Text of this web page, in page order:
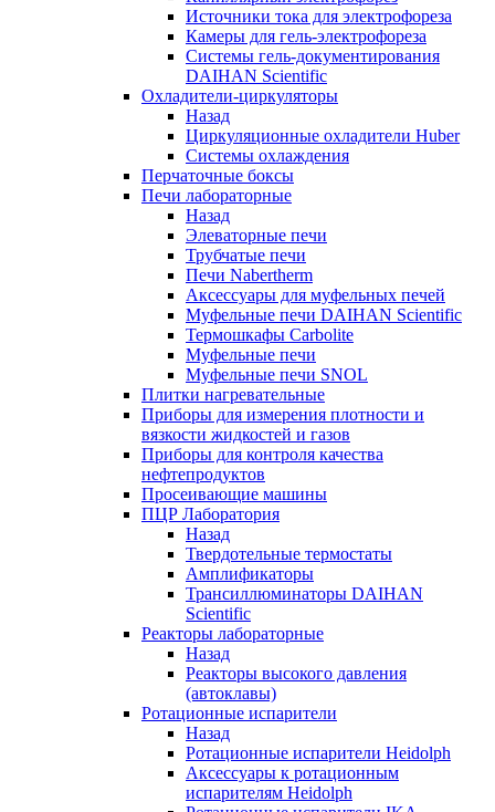
Источники тока для электрофореза
Камеры для гель-электрофореза
Системы гель-документирования
DAIHAN Scientific
Охладители-циркуляторы
Назад
Циркуляционные охладители Huber
Системы охлаждения
Перчаточные боксы
Печи лабораторные
Назад
Элеваторные печи
Трубчатые печи
Печи Nabertherm
Аксессуары для муфельных печей
Муфельные печи DAIHAN Scientific
Термошкафы Carbolite
Муфельные печи
Муфельные печи SNOL
Плитки нагревательные
Приборы для измерения плотности и
вязкости жидкостей и газов
Приборы для контроля качества
нефтепродуктов
Просеивающие машины
ПЦР Лаборатория
Назад
Твердотельные термостаты
Амплификаторы
Трансиллюминаторы DAIHAN
Scientific
Реакторы лабораторные
Назад
Реакторы высокого давления
(автоклавы)
Ротационные испарители
Назад
Ротационные испарители Heidolph
Аксессуары к ротационным
испарителям Heidolph